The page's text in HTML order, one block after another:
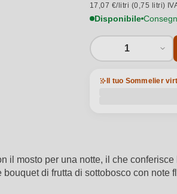
17,07 €/litri (0,75 litri)
Disponibile
1
Il tuo Sommelier
il mosto per una notte, il che
di frutta di sottobosco con